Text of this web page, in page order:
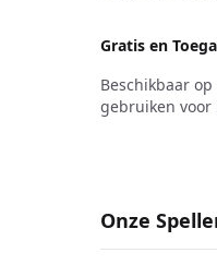
Gratis en
Beschikbaar
gebruiken voor
Onze